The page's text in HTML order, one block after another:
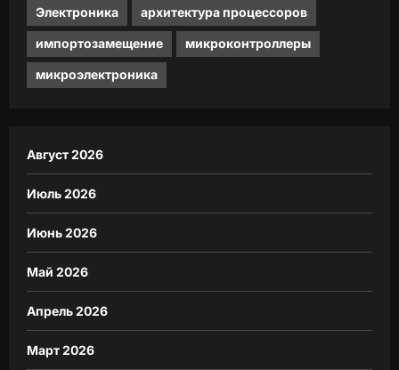
Электроника архитектура процессоров
импортозамещение микроконтроллеры
микроэлектроника
Август 2026
Июль 2026
Июнь 2026
Май 2026
Апрель 2026
Март 2026